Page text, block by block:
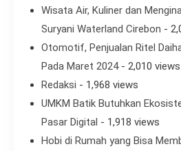
Wisata Air, Kuliner dan
Suryani Waterland Cirebon -
Otomotif, Penjualan Ritel
Pada Maret 2024- 2,010 views
Redaksi - 1,968 views
UMKM Batik Butuhkan
Pasar Digital - 1,918 views
Hobi di Rumah yang Bisa